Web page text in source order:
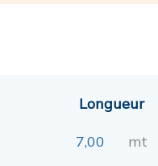
Longueur
7,00 mt